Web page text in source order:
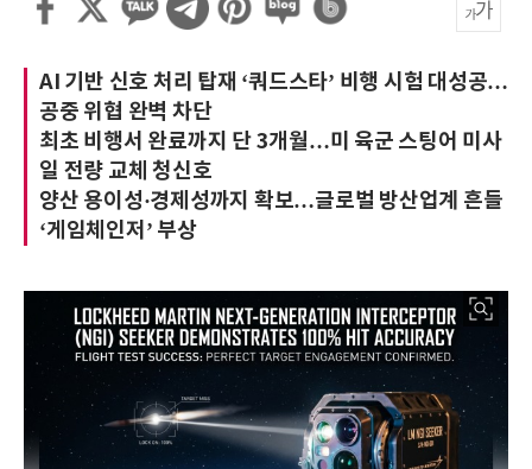
AI 기반 신호 처리 탑재 ‘쿼드스타’ 비행 시험 대성공…
공중 위협 완벽 차단
최초 비행서 완료까지 단 3개월…미 육군 스팅어 미사
일 전량 교체 청신호
양산 용이성·경제성까지 확보…글로벌 방산업계 흔들
‘게임체인저’ 부상